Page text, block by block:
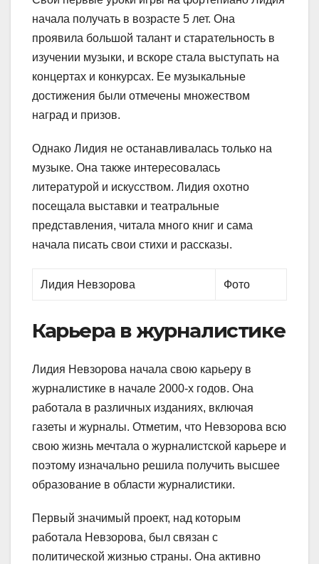
начала получать в возрасте 5 лет. Она
проявила большой талант и старательность в
изучении музыки, и вскоре стала выступать на
концертах и конкурсах. Ее музыкальные
достижения были отмечены множеством
наград и призов.
Однако Лидия не останавливалась только на
музыке. Она также интересовалась
литературой и искусством. Лидия охотно
посещала выставки и театральные
представления, читала много книг и сама
начала писать свои стихи и рассказы.
Лидия Невзорова Фото
Карьера в журналистике
Лидия Невзорова начала свою карьеру в
журналистике в начале 2000-х годов. Она
работала в различных изданиях, включая
газеты и журналы. Отметим, что Невзорова всю
свою жизнь мечтала о журналистской карьере и
поэтому изначально решила получить высшее
образование в области журналистики.
Первый значимый проект, над которым
работала Невзорова, был связан с
политической жизнью страны. Она активно